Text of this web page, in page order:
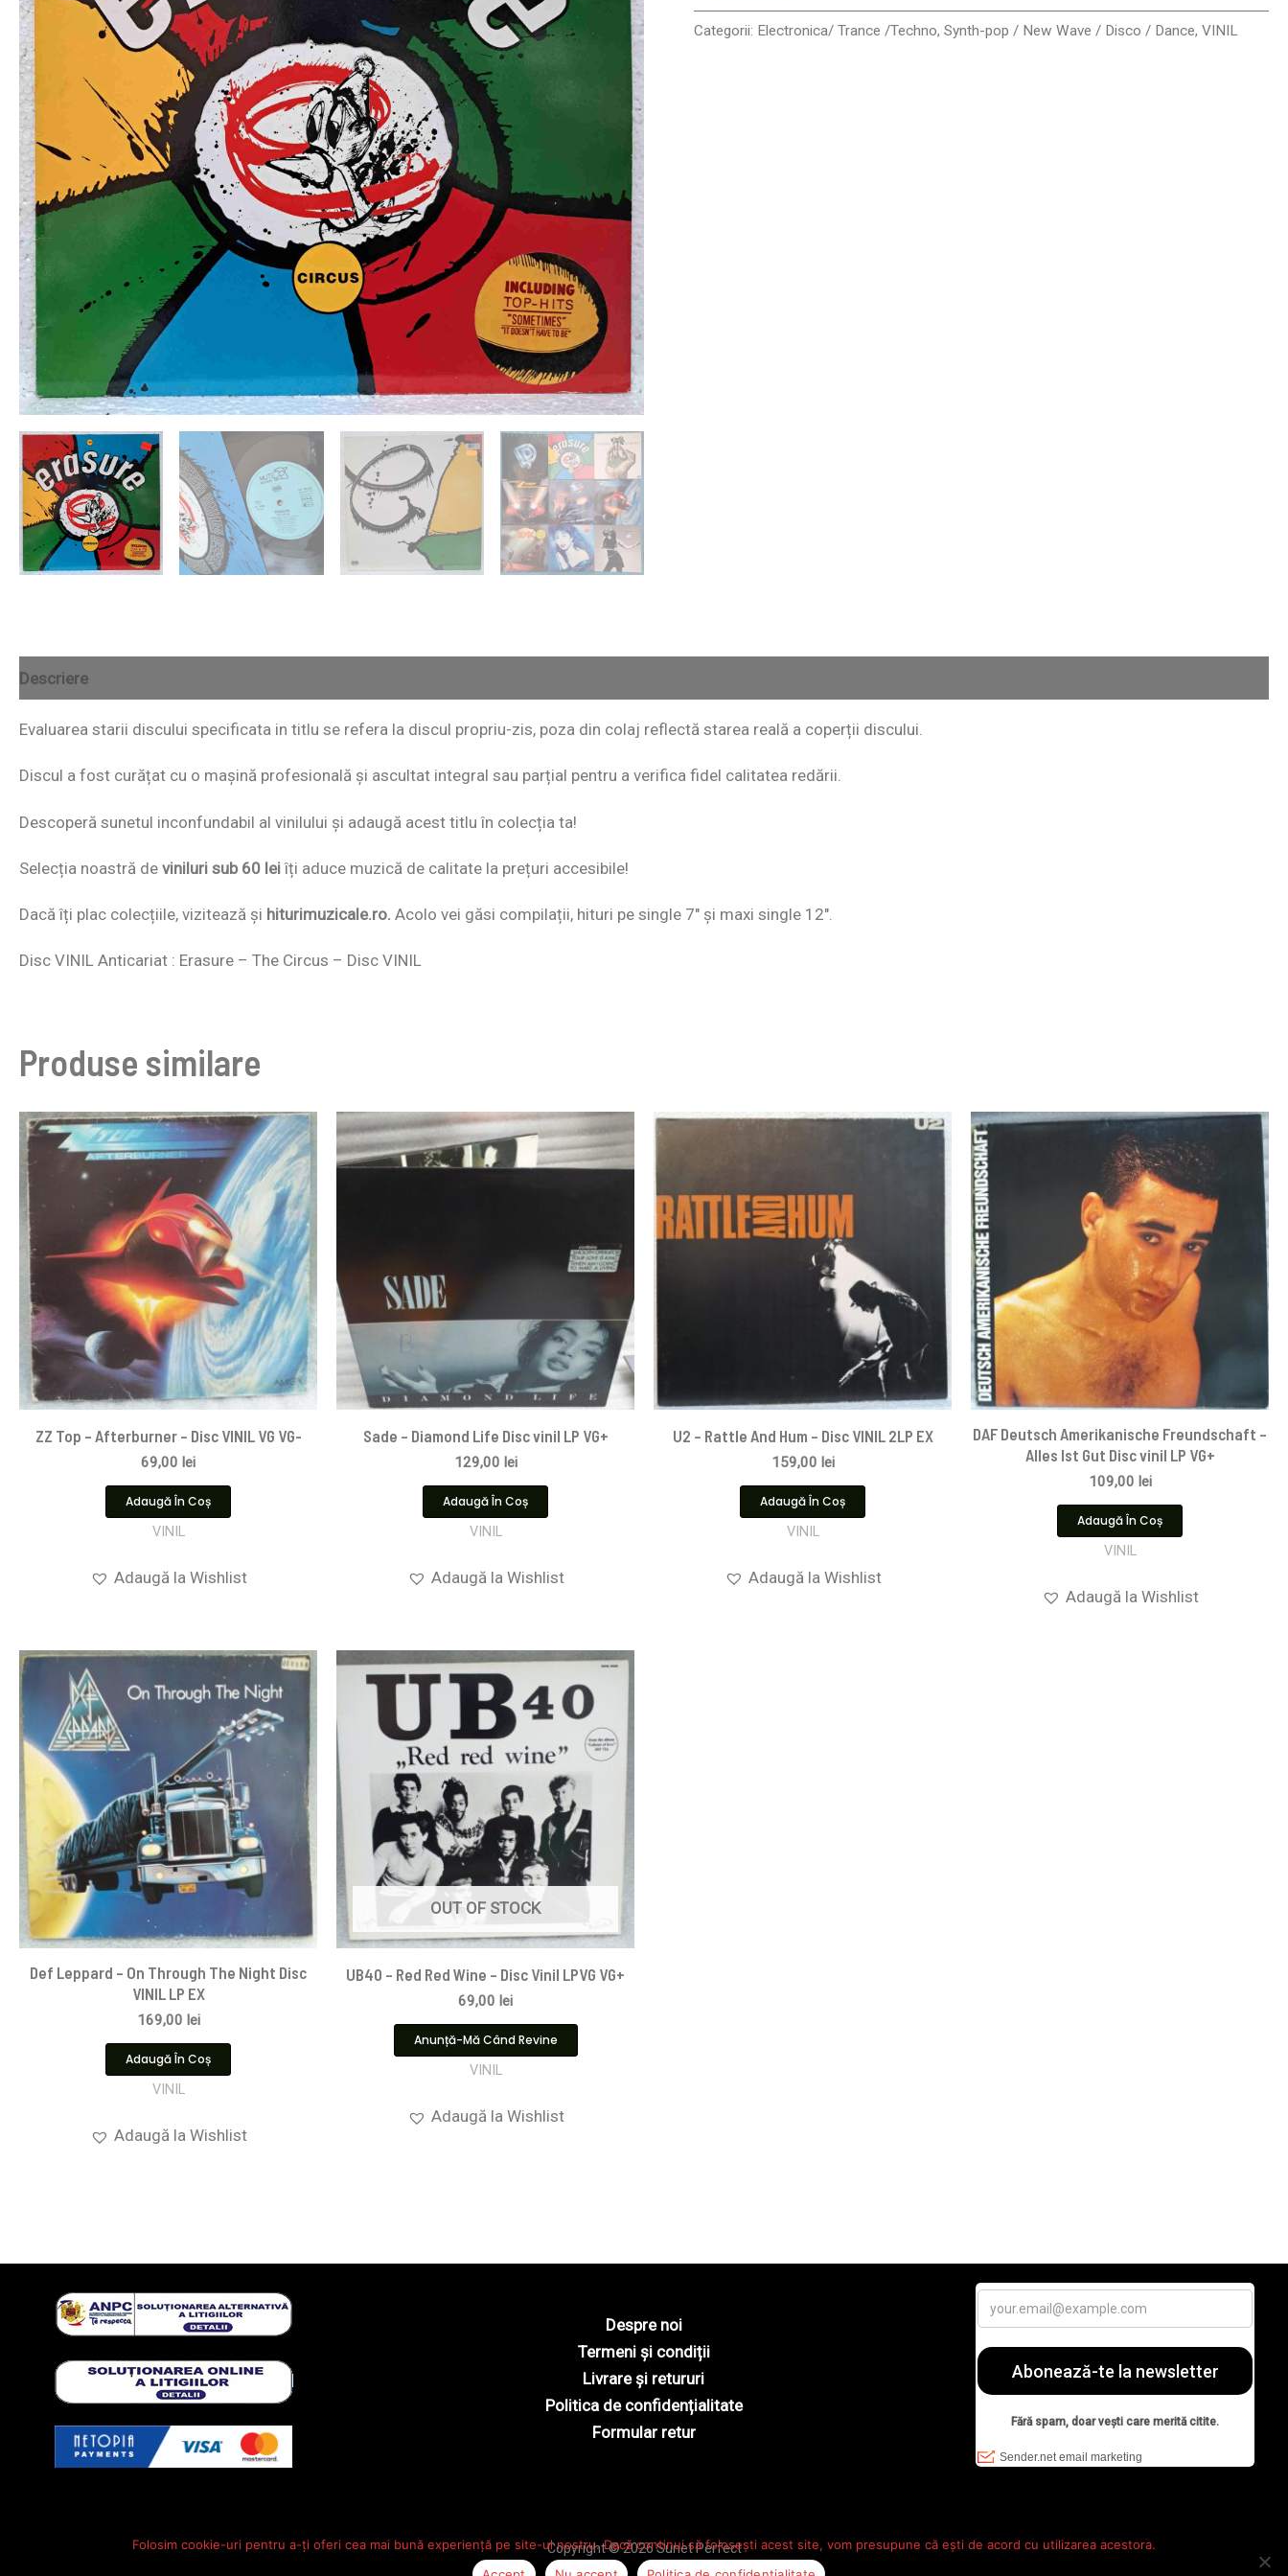
Categorii: Electronica/ Trance /Techno,Synth-pop / New Wave / Disco / Dance,VINIL
Descriere
Evaluarea starii discului specificata in titlu se refera la discul propriu-zis, poza din colaj reflectă starea reală a coperții discului.
Discul a fost curățat cu o mașină profesională și ascultat integral sau parțial pentru a verifica fidel calitatea redării.
Descoperă sunetul inconfundabil al vinilului și adaugă acest titlu în colecția ta!
Selecția noastră de viniluri sub 60 leiîți aduce muzică de calitate la prețuri accesibile!
Dacă îți plac colecțiile, vizitează și hiturimuzicale.ro. Acolo vei găsi compilații, hituri pe single 7″ și maxi single 12″.
Disc VINIL Anticariat : Erasure – The Circus – Disc VINIL
Produse similare
ZZ Top – Afterburner – Disc VINIL VG VG-
69,00 lei
Adaugă În Coș
VINIL
Adaugă la Wishlist
Sade – Diamond Life Disc vinil LP VG+
129,00 lei
Adaugă În Coș
VINIL
Adaugă la Wishlist
U2 – Rattle And Hum – Disc VINIL 2LP EX
159,00 lei
Adaugă În Coș
VINIL
Adaugă la Wishlist
DAF Deutsch Amerikanische Freundschaft –
Alles Ist Gut Disc vinil LP VG+
109,00 lei
Adaugă În Coș
VINIL
Adaugă la Wishlist
Def Leppard – On Through The Night Disc
VINIL LP EX
169,00 lei
Adaugă În Coș
VINIL
Adaugă la Wishlist
OUT OF STOCK
UB40 – Red Red Wine – Disc Vinil LPVG VG+
69,00 lei
Anunță-Mă Când Revine
VINIL
Adaugă la Wishlist
Despre noi
Termeni și condiții
Livrare și retururi
Politica de confidențialitate
Formular retur
Copyright © 2026 Sunet Perfect
Folosim cookie-uri pentru a-ți oferi cea mai bună experiență pe site-ul nostru. Dacă continui să folosești acest site, vom presupune că ești de acord cu utilizarea acestora.